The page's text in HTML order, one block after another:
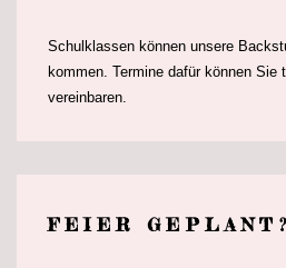
Schulklassen können unsere
kommen. Termine dafür können Sie
vereinbaren.
FEIER GEPLANT?